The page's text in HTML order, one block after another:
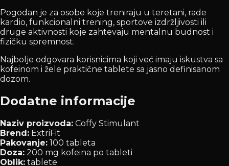
Pogodan je za osobe koje treniraju u teretani, rade
kardio, funkcionalni trening, sportove izdržljivosti ili
druge aktivnosti koje zahtevaju mentalnu budnost i
fizičku spremnost.
Najbolje odgovara korisnicima koji već imaju iskustva sa
kofeinom i žele praktične tablete sa jasno definisanom
dozom.
Dodatne informacije
Naziv proizvoda: Coffy Stimulant
Brend: ExtriFit
Pakovanje: 100 tableta
Doza: 200 mg kofeina po tableti
Oblik: tablete